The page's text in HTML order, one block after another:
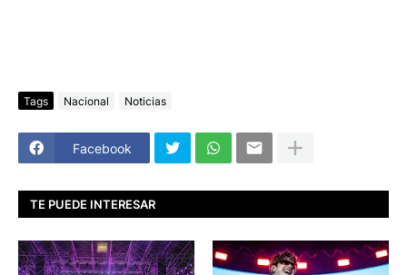
Tags Nacional Noticias
Facebook
TE PUEDE INTERESAR